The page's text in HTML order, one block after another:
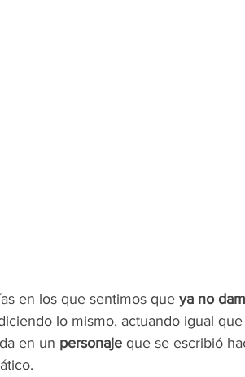
en los que sentimos que ya no
lo mismo, actuando igual
en un personaje que se escribió